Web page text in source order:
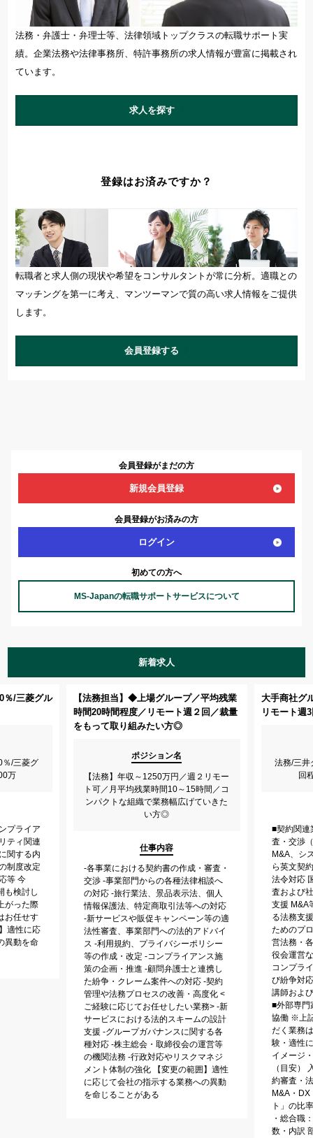
法務・弁護士・弁理士等、法律領域トップクラスの転職サポート実
績。企業法務や法律事務所、特許事務所の求人情報が豊富に掲載され
ています。
求人を探す
登録はお済みですか？
転職者と求人側の現状や希望をコンサルタントが常に分析。適職との
マッチングを第一に考え、マンツーマンで質の高い求人情報をご提供
します。
会員登録する
会員登録がまだの方
新規会員登録
会員登録がお済みの方
ログイン
初めての方へ
MS-Japanの転職サポートサービスについて
新着求人
％/三菱グル
％/三菱グ
万
プライア
ティ関連
関する内
制度改定
等 今
も検討し
がった際
お任せす
適性に応
異動を命
【法務担当】◆上場グループ／平均残業
時間20時間程度／リモート週２回／裁量
をもって取り組みたい方◎
ポジション名
【法務】年収～1250万円／週２リモー
ト可／月平均残業時間10～15時間／コ
ンパクトな組織で業務幅広げていきた
い方◎
仕事内容
‐各事業における契約書の作成・審査・
交渉 ‐事業部門からの各種法律相談へ
の対応 ‐旅行業法、景品表示法、個人
情報保護法、特定商取引法等への対応
‐新サービスや販促キャンペーン等の適
法性審査、事業部門への法的アドバイ
ス ‐利用規約、プライバシーポリシー
等の作成・改定 ‐コンプライアンス施
策の企画・推進 ‐顧問弁護士と連携し
た紛争・クレーム案件への対応 ‐契約
管理や法務プロセスの改善・高度化 <
ご経験に応じてお任せしたい業務> ‐新
サービスにおける法的スキームの設計
支援 ‐グループガバナンスに関する各
種対応 ‐株主総会・取締役会の運営等
の機関法務 ‐行政対応やリスクマネジ
メント体制の強化 【変更の範囲】適性
に応じて会社の指示する業務への異動
を命じることがある
大手商社グ
リモート週
法務/三井
回
■契約関連
査・交渉
M&A、シ
ら英文契
法令対応
査および
支援 M&A
る法務支
ためのプ
営法務・
役会運営
コンプラ
び紛争対
講師およ
■外部専門
協働 ※上
だく業務
験・適性
イメージ
（目安）
約審査・
M&A・DX
ト」の比
・総合職
数・内訳